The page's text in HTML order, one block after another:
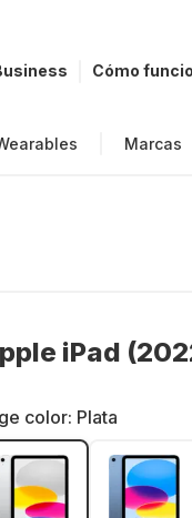
Cómo
Marcas
iPad
color: Plata